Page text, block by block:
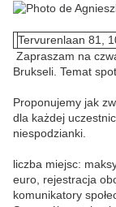
Tervurenlaan 81,
Zapraszam na
Brukseli. Temat
Proponujemy jak
dla każdej
niespodzianki.
liczba miejsc:
euro, rejestracja
komunikatory